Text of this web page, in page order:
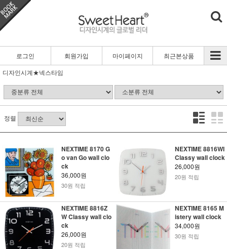
로그인 회원가입 마이페이지
최근본상품
디자인시계★넥스타임
정렬
NEXTIME 8170 G
o van Go wall clo
ck
36,000원
30원 적립
NEXTIME 8816WI
Classy wall clock
26,000원
20원 적립
NEXTIME 8816Z
W Classy wall clo
ck
26,000원
20원 적립
NEXTIME 8165 M
istery wall clock
34,000원
30원 적립